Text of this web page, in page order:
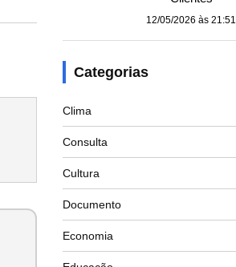
12/05/2026 às 21:51
Categorias
Clima
Consulta
Cultura
Documento
Economia